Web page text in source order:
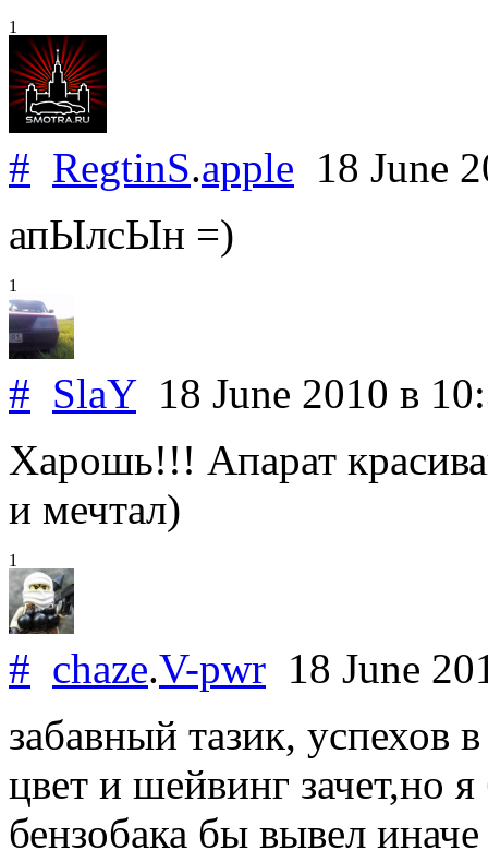
1
# RegtinS.apple 18 June
апЫлсЫн =)
1
# SlaY18 June 2010 в
Харошь!!! Апарат
и мечтал)
1
# chaze.V-pwr 18 June
забавный тазик, успехов
цвет и шейвинг зачет,но
бензобака бы вывел иначе